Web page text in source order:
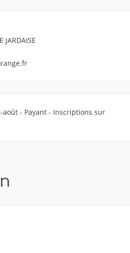
JARDAISE
- Payant - Inscriptions sur